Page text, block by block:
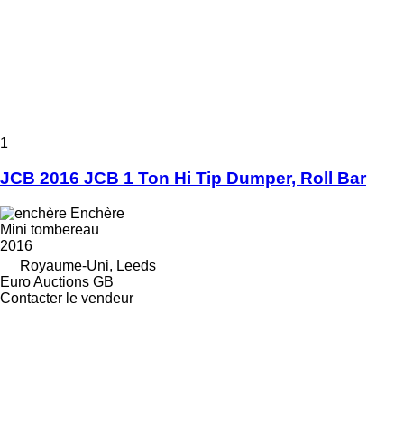
1
JCB 2016 JCB 1 Ton Hi Tip Dumper, Roll Bar
Enchère
Mini tombereau
2016
Royaume-Uni, Leeds
Euro Auctions GB
Contacter le vendeur